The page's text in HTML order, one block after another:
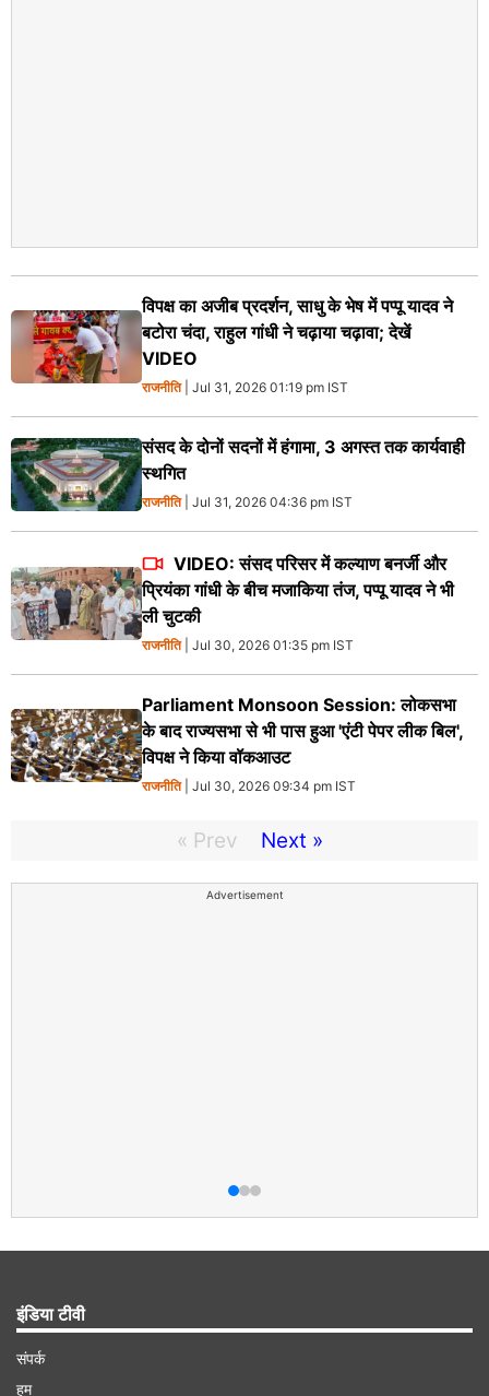
विपक्ष का अजीब प्रदर्शन, साधु के भेष में पप्पू यादव ने
बटोरा चंदा, राहुल गांधी ने चढ़ाया चढ़ावा; देखें
VIDEO
राजनीति| Jul 31, 2026 01:19 pm IST
संसद के दोनों सदनों में हंगामा, 3 अगस्त तक कार्यवाही
स्थगित
राजनीति| Jul 31, 2026 04:36 pm IST
VIDEO: संसद परिसर में कल्याण बनर्जी और
प्रियंका गांधी के बीच मजाकिया तंज, पप्पू यादव ने भी
ली चुटकी
राजनीति| Jul 30, 2026 01:35 pm IST
Parliament Monsoon Session: लोकसभा
के बाद राज्यसभा से भी पास हुआ 'एंटी पेपर लीक बिल',
विपक्ष ने किया वॉकआउट
राजनीति| Jul 30, 2026 09:34 pm IST
« Prev Next »
Advertisement
इंडिया टीवी
संपर्क
हम